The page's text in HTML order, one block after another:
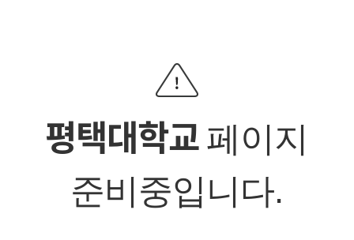
평택대학교 페이지
준비중입니다.